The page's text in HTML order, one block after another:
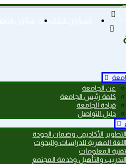
الشؤون الاكاديمية شؤون
عن الجامعة
كلمة رئيس الجامعة
قيادة الجامعة
دليل التواصل
الأكاديمي وضمان الجودة
المهرية للدراسات والبحوث
المعلومات
والتأهيل وخدمة المجتمع